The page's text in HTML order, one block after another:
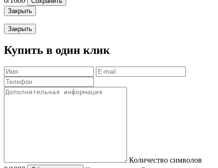
Закрыть
Закрыть
Купить в один клик
Количество символов